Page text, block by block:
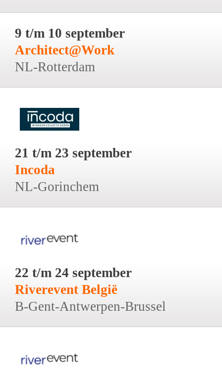
9 t/m 10 september
Architect@Work
NL-Rotterdam
21 t/m 23 september
Incoda
NL-Gorinchem
22 t/m 24 september
Riverevent België
B-Gent-Antwerpen-Brussel